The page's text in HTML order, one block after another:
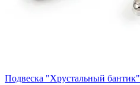
Подвеска "Хрустальный бантик"